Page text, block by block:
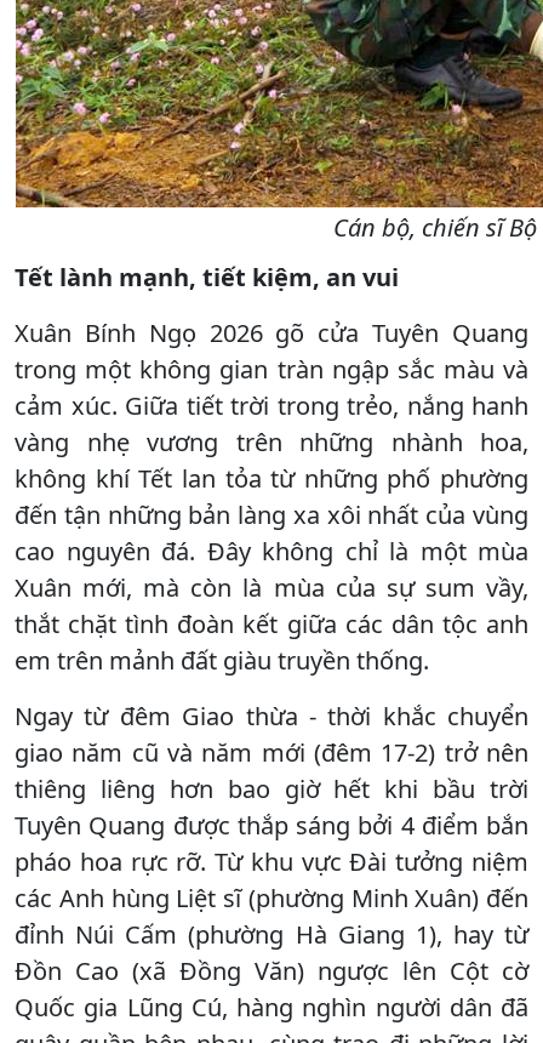
Cán bộ, chiến sĩ
Tết lành mạnh, tiết kiệm, an vui
Xuân Bính Ngọ 2026 gõ cửa Tuyên Quang
trong một không gian tràn ngập sắc màu và
cảm xúc. Giữa tiết trời trong trẻo, nắng hanh
vàng nhẹ vương trên những nhành hoa,
không khí Tết lan tỏa từ những phố phường
đến tận những bản làng xa xôi nhất của vùng
cao nguyên đá. Đây không chỉ là một mùa
Xuân mới, mà còn là mùa của sự sum vầy,
thắt chặt tình đoàn kết giữa các dân tộc anh
em trên mảnh đất giàu truyền thống.
Ngay từ đêm Giao thừa - thời khắc chuyển
giao năm cũ và năm mới (đêm 17-2) trở nên
thiêng liêng hơn bao giờ hết khi bầu trời
Tuyên Quang được thắp sáng bởi 4 điểm bắn
pháo hoa rực rỡ. Từ khu vực Đài tưởng niệm
các Anh hùng Liệt sĩ (phường Minh Xuân) đến
đỉnh Núi Cấm (phường Hà Giang 1), hay từ
Đồn Cao (xã Đồng Văn) ngược lên Cột cờ
Quốc gia Lũng Cú, hàng nghìn người dân đã